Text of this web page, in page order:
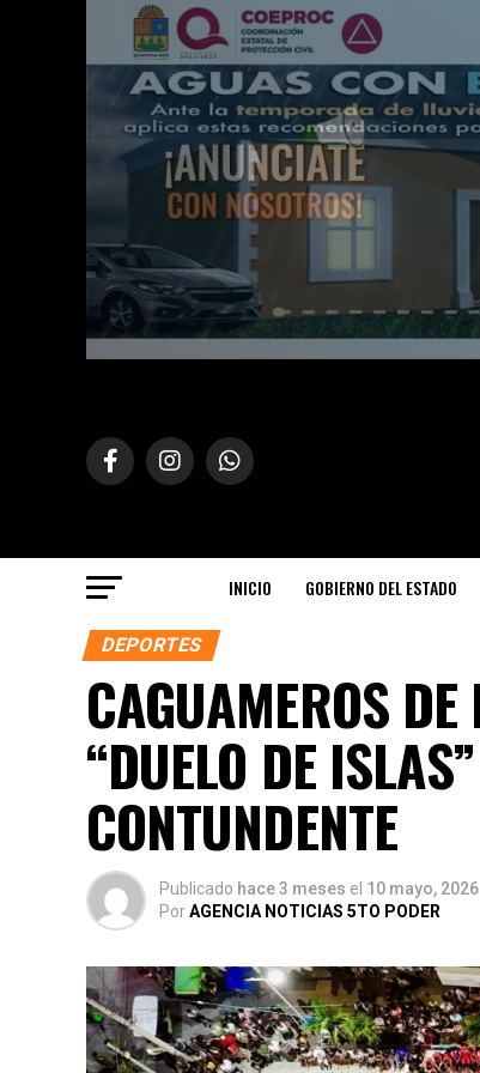
INICIO GOBIERNO DEL ESTADO
DEPORTES
CAGUAMEROS
“DUELO DE
CONTUNDENTE
Publicado hace 3 meses el 10 mayo, 2026
PorAGENCIA NOTICIAS 5TO PODER